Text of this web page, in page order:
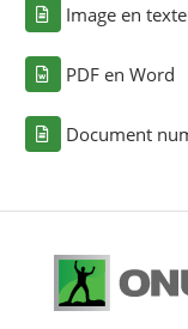
Image en texte
PDF en Word
Document